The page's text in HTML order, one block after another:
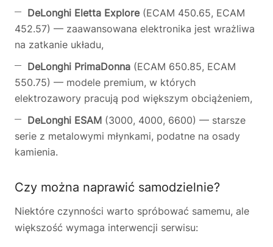
DeLonghi Eletta Explore(ECAM 450.65, ECAM
452.57) — zaawansowana elektronika jest wrażliwa
na zatkanie układu,
DeLonghi PrimaDonna (ECAM 650.85, ECAM
550.75) — modele premium, w których
elektrozawory pracują pod większym obciążeniem,
DeLonghi ESAM (3000, 4000, 6600) — starsze
serie z metalowymi młynkami, podatne na osady
kamienia.
Czy można naprawić samodzielnie?
Niektóre czynności warto spróbować samemu, ale
większość wymaga interwencji serwisu: